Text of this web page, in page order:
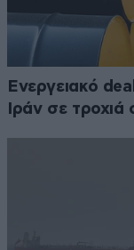
Ενεργειακό
Ιράν σε